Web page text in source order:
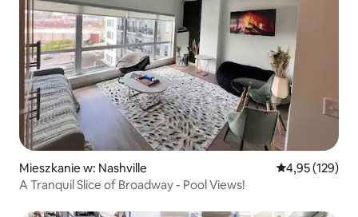
Mieszkanie w: Nashville Średnia
4,95 (129)
A Tranquil Slice of Broadway - Pool Views!